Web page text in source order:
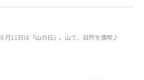
８月11日は『山の日』。山で、自然を満喫♪